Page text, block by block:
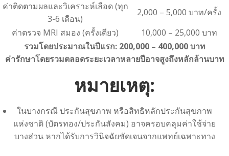
ค่าติดตามผลและวิเคราะห์เลือด (ทุก
3-6 เดือน)
2,000 – 5,000 บาท/ครั้ง
ค่าตรวจ MRI สมอง (ครั้งเดียว)
10,000 – 25,000 บาท
รวมโดยประมาณในปีแรก: 200,000 – 400,000 บาท
ค่ารักษาโดยรวมตลอดระยะเวลาหลายปีอาจสูงถึงหลักล้านบาท
หมายเหตุ:
ในบางกรณี ประกันสุขภาพ หรือสิทธิหลักประกันสุขภาพ
แห่งชาติ (บัตรทอง/ประกันสังคม) อาจครอบคลุมค่าใช้จ่าย
บางส่วน หากได้รับการวินิจฉัยชัดเจนจากแพทย์เฉพาะทาง